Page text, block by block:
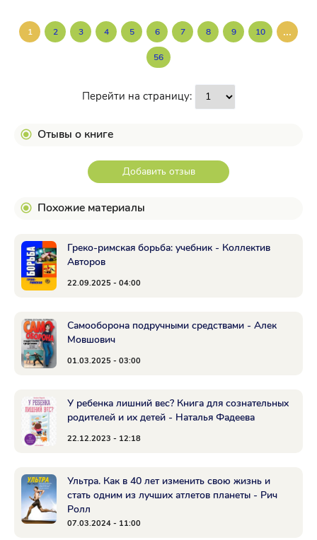
1 2 3 4 5 6 7 8 9 10 ...
56
Перейти на страницу:
Отывы о книге
Добавить отзыв
Похожие материалы
Греко-римская борьба: учебник - Коллектив
Авторов
22.09.2025 - 04:00
Самооборона подручными средствами - Алек
Мовшович
01.03.2025 - 03:00
У ребенка лишний вес? Книга для сознательных
родителей и их детей - Наталья Фадеева
22.12.2023 - 12:18
Ультра. Как в 40 лет изменить свою жизнь и
стать одним из лучших атлетов планеты - Рич
Ролл
07.03.2024 - 11:00